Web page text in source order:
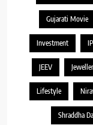
Gujarati Movie
Investment
JEEV
Lifestyle
Shraddha